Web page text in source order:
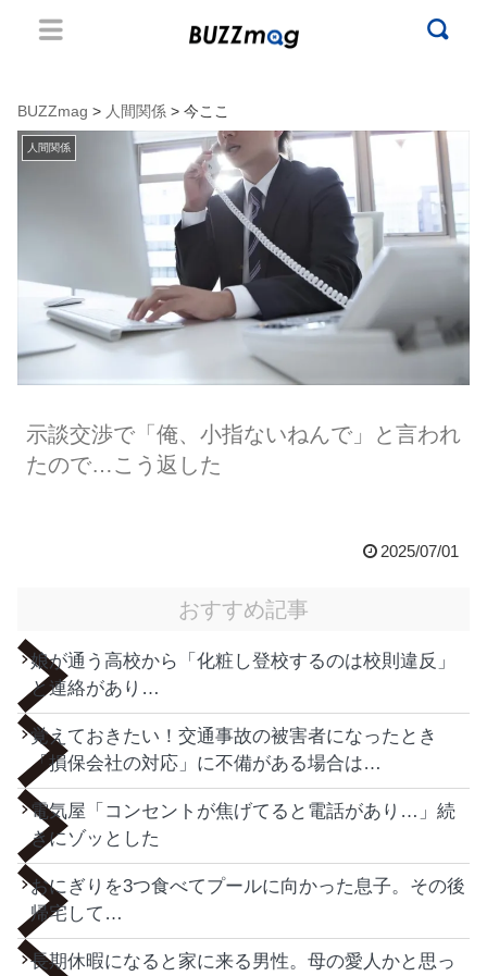
BUZZmag > 人間関係 > 今ここ
人間関係
示談交渉で「俺、小指ないねんで」と言われ
たので…こう返した
2025/07/01
おすすめ記事
娘が通う高校から「化粧し登校するのは校則違反」
と連絡があり…
覚えておきたい！交通事故の被害者になったとき
「損保会社の対応」に不備がある場合は…
電気屋「コンセントが焦げてると電話があり…」続
きにゾッとした
おにぎりを3つ食べてプールに向かった息子。その後
帰宅して…
長期休暇になると家に来る男性。母の愛人かと思っ